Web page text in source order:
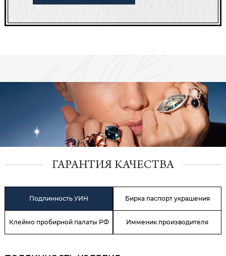
ГАРАНТИЯ КАЧЕСТВА
Подлинность УИН Бирка паспорт украшения
Клеймо пробирной палаты РФ Имменик производителя